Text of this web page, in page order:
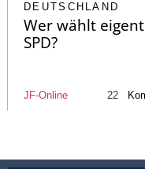
DEUTSCHLAND
Wer wählt
SPD?
JF-Online 22